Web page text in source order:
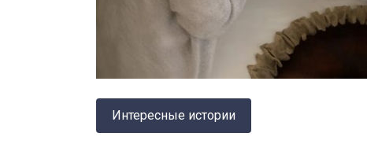
Интересные истории